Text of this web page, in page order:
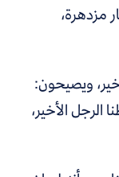
مزدهرة،
ويصيحون:
الرجل الأخير،